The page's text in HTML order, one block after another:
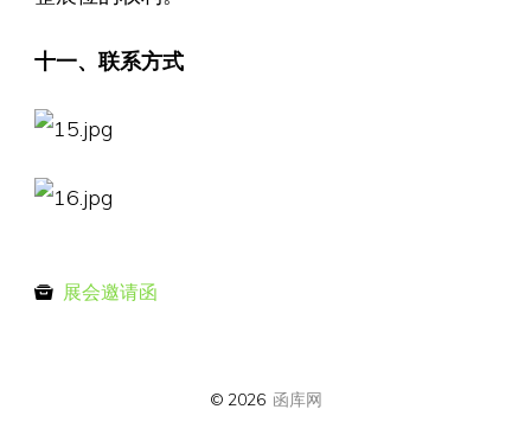
十一、联系方式
展会邀请函
© 2026 函库网